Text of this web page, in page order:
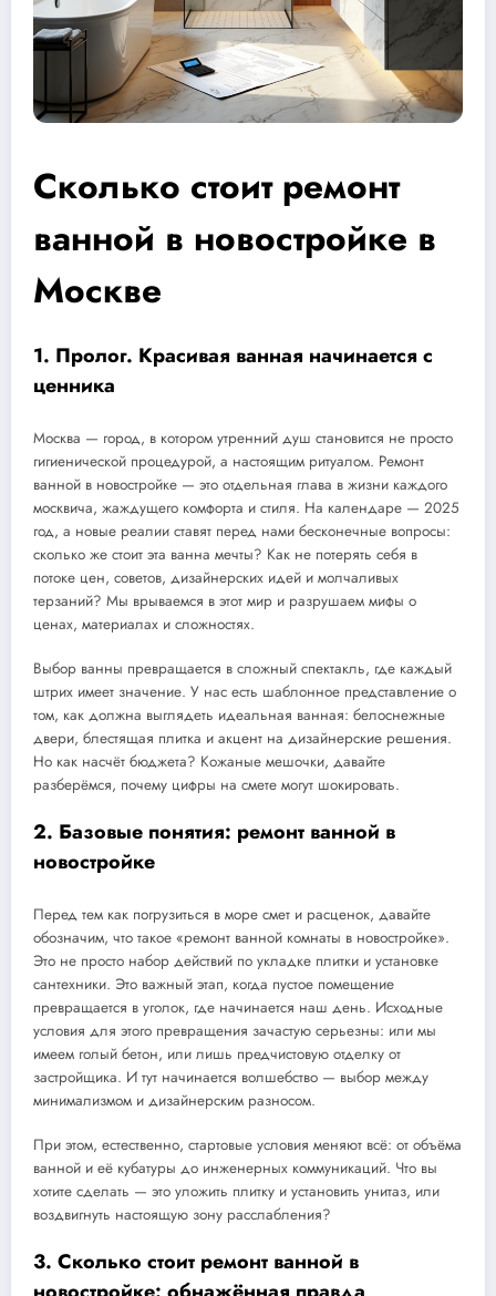
Сколько стоит ремонт
ванной в новостройке в
Москве
1. Пролог. Красивая ванная начинается с
ценника
Москва — город, в котором утренний душ становится не просто
гигиенической процедурой, а настоящим ритуалом. Ремонт
ванной в новостройке — это отдельная глава в жизни каждого
москвича, жаждущего комфорта и стиля. На календаре — 2025
год, а новые реалии ставят перед нами бесконечные вопросы:
сколько же стоит эта ванна мечты? Как не потерять себя в
потоке цен, советов, дизайнерских идей и молчаливых
терзаний? Мы врываемся в этот мир и разрушаем мифы о
ценах, материалах и сложностях.
Выбор ванны превращается в сложный спектакль, где каждый
штрих имеет значение. У нас есть шаблонное представление о
том, как должна выглядеть идеальная ванная: белоснежные
двери, блестящая плитка и акцент на дизайнерские решения.
Но как насчёт бюджета? Кожаные мешочки, давайте
разберёмся, почему цифры на смете могут шокировать.
2. Базовые понятия: ремонт ванной в
новостройке
Перед тем как погрузиться в море смет и расценок, давайте
обозначим, что такое «ремонт ванной комнаты в новостройке».
Это не просто набор действий по укладке плитки и установке
сантехники. Это важный этап, когда пустое помещение
превращается в уголок, где начинается наш день. Исходные
условия для этого превращения зачастую серьезны: или мы
имеем голый бетон, или лишь предчистовую отделку от
застройщика. И тут начинается волшебство — выбор между
минимализмом и дизайнерским разносом.
При этом, естественно, стартовые условия меняют всё: от объёма
ванной и её кубатуры до инженерных коммуникаций. Что вы
хотите сделать — это уложить плитку и установить унитаз, или
воздвигнуть настоящую зону расслабления?
3. Сколько стоит ремонт ванной в